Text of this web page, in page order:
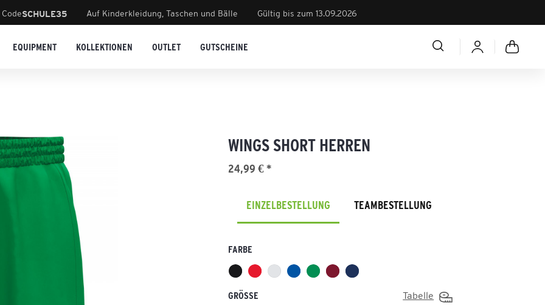
SCHULE35 Auf Kinderkleidung, Taschen und Bälle Gültig bis zum 13.09.2026
EQUIPMENT KOLLEKTIONEN OUTLET GUTSCHEINE
WINGS SHORT HERREN
24,99 € *
EINZELBESTELLUNG TEAMBESTELLUNG
FARBE
GRÖSSE Tabelle